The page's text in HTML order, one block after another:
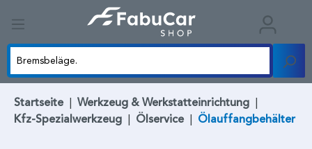
Startseite | Werkzeug & Werkstatteinrichtung |
Kfz-Spezialwerkzeug | Ölservice | Ölauffangbehälter